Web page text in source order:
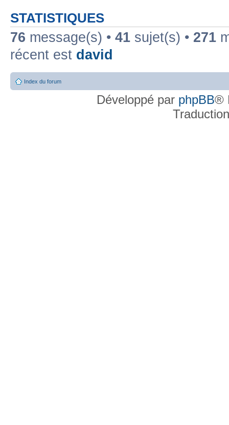
STATISTIQUES
76 message(s) • 41 sujet(s) • 271
récent est david
Index du forum
Développé par phpBB®